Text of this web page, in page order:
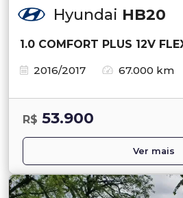
Hyundai HB20
1.0 COMFORT PLUS 12V
2016/2017
67.000 km
R$ 53.900
Ver mais